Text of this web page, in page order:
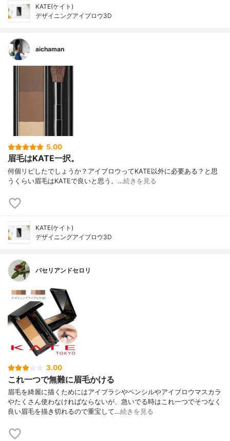
KATE(ケイト)
デザイニングアイブロウ3D
aichaman
5.00
眉毛はKATE一択。
何個リピしたでしょうか？アイブロウってKATE以外に必要ある？と思
うくらい眉毛はKATEで良いと思う。…続きを見る
KATE(ケイト)
デザイニングアイブロウ3D
パセリアンドセロリ
3.00
これ一つで無難に眉毛かける
眉毛を綺麗に描くためにはアイブラシやペンシルやアイブロウマスカラ
やたくさん使わなければならないが、急いでる時はこれ一つでそつなく
良い眉毛を描き切れるので重宝して…続きを見る